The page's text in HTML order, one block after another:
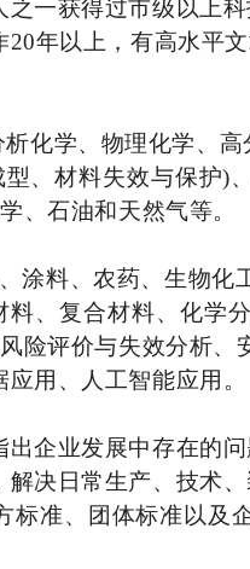
之一获得过市级以上
20年以上，有高水平
化学、物理化学、高
、材料失效与保护)
、石油和天然气等。
涂料、农药、生物化
、复合材料、化学
险评价与失效分析、
用、人工智能应用。
企业发展中存在的问
决日常生产、技术
标准、团体标准以及